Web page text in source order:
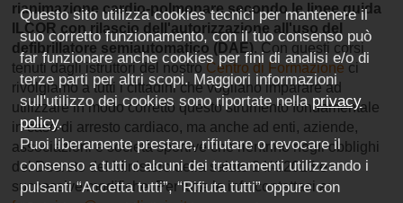
rianimazione cardio-polmonare secondo le linee guida
ILCOR con rilascio dell'autorizzazione all'uso del
defibrillatore semiautomatico (DAE). Con questi corsi
tenuti dagli istruttori del nostroCentro di Formazione ci
rivolgiamo a tutti i cittadini che vogliano imparare ad
utilizzare in modo corretto questo strumento fondamentale
in caso di arresto cardiaco, ma anche ad enti, aziende,
associazioni e società sportive che rientrino negli obblighi
del Decreto del Ministero della salute 24/4/2013 e
successive modifiche. Per tutte le info contattaci a:
Questo sito utilizza cookies tecnici per mantenere il
suo corretto funzionamento, con il tuo consenso può
far funzionare anche cookies per fini di analisi e/o di
terze parti per altri scopi. Maggiori informazioni
sull'utilizzo dei cookies sono riportate nellaprivacy
policy.
Puoi liberamente prestare, rifiutare o revocare il
consenso a tutti o alcuni dei trattamenti utilizzando i
pulsanti “Accetta tutti”, “Rifiuta tutti” oppure con